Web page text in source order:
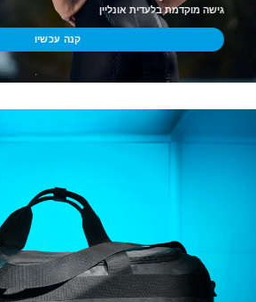
גישה מוקדמת בלעדית אונליין
קנה עכשיו